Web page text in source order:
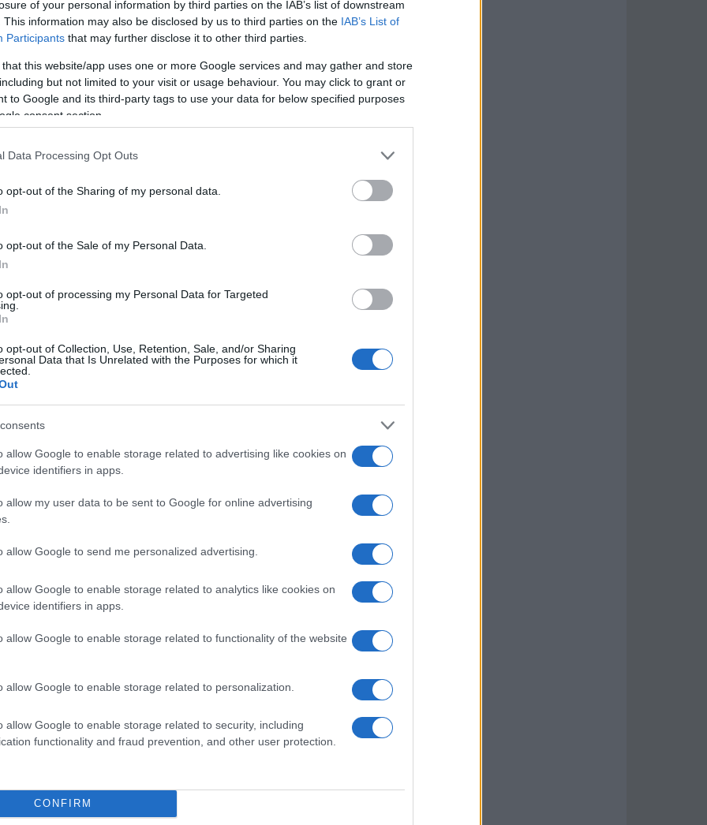
of your personal information by third parties on the IAB’s list of downstream
This information may also be disclosed by us to third parties on the IAB’s List of
Participants that may further disclose it to other third parties.
that this website/app uses one or more Google services and may gather and store
but not limited to your visit or usage behaviour. You may click to grant or
to Google and its third-party tags to use your data for below specified purposes
consent section.
Data Processing Opt Outs
opt-out of the Sharing of my personal data.
opt-out of the Sale of my Personal Data.
opt-out of processing my Personal Data for Targeted
opt-out of Collection, Use, Retention, Sale, and/or Sharing
Data that Is Unrelated with the Purposes for which it
allow Google to enable storage related to advertising like cookies on
identifiers in apps.
allow my user data to be sent to Google for online advertising
allow Google to send me personalized advertising.
allow Google to enable storage related to analytics like cookies on
identifiers in apps.
allow Google to enable storage related to functionality of the website
allow Google to enable storage related to personalization.
allow Google to enable storage related to security, including
functionality and fraud prevention, and other user protection.
CONFIRM
a gara in corso, non è una novità per noi,
dei buoni riferimenti ed è il modo
e Malinovskyi, sono soddisfatto
come Pasalic e Kovalenko,